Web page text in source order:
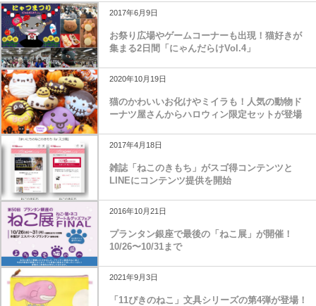
2017年6月9日
お祭り広場やゲームコーナーも出現！猫好きが
集まる2日間「にゃんだらけVol.4」
2020年10月19日
猫のかわいいお化けやミイラも！人気の動物ド
ーナツ屋さんからハロウィン限定セットが登場
2017年4月18日
雑誌「ねこのきもち」がスゴ得コンテンツと
LINEにコンテンツ提供を開始
2016年10月21日
プランタン銀座で最後の「ねこ展」が開催！
10/26〜10/31まで
2021年9月3日
「11ぴきのねこ」文具シリーズの第4弾が登場！